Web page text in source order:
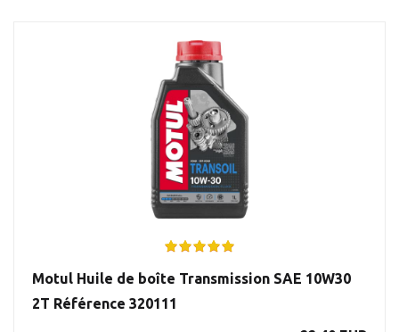
Motul Huile de boîte Transmission SAE 10W30
2T Référence 320111